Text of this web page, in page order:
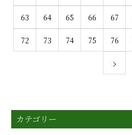
63 64 65 66 67
72 73 74 75 76
カテゴリー